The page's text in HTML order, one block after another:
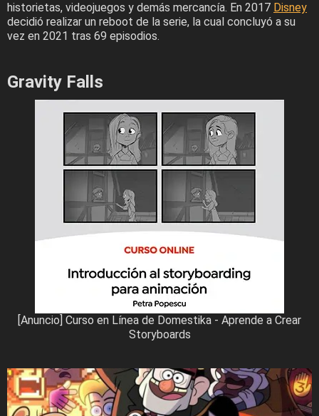
historietas, videojuegos y demás mercancía. En 2017 Disney
decidió realizar un reboot de la serie, la cual concluyó a su
vez en 2021 tras 69 episodios.
Gravity Falls
[Anuncio] Curso en Línea de Domestika - Aprende a Crear
Storyboards